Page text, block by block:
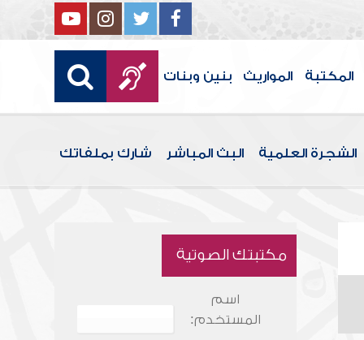
المكتبة المواريث بنين وبنات
الشجرة العلمية البث المباشر شارك بملفاتك
مكتبتك الصوتية
اسم
المستخدم: